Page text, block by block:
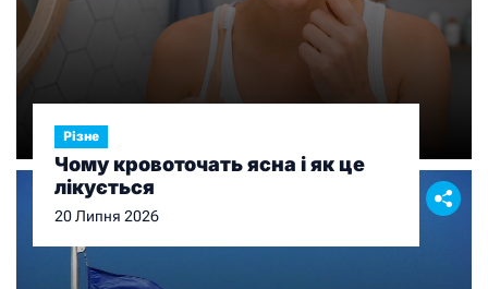
Різне
Чому кровоточать ясна і як це
лікується
20 Липня 2026